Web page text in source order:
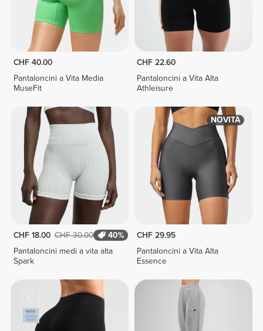
CHF 40.00
Pantaloncini a Vita Media
MuseFit
CHF 22.60
Pantaloncini a Vita Alta
Athleisure
CHF 18.00 CHF 30.00
40%
Pantaloncini medi a vita alta
Spark
NOVITÀ
CHF 29.95
Pantaloncini a Vita Alta
Essence